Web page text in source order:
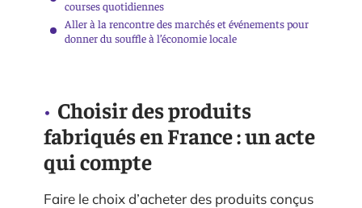
courses quotidiennes
Aller à la rencontre des marchés et événements pour
donner du souffle à l’économie locale
Choisir des produits
fabriqués en France : un acte
qui compte
Faire le choix d’acheter des produits conçus